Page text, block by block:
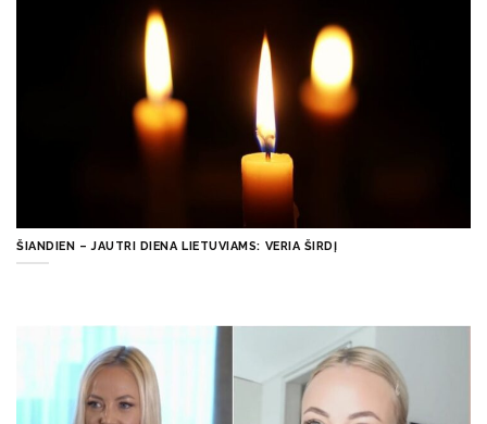
ŠIANDIEN – JAUTRI DIENA LIETUVIAMS: VERIA ŠIRDĮ